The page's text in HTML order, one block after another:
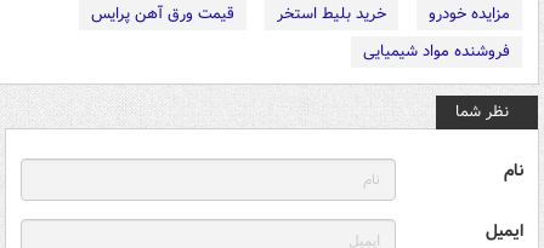
مزایده خودرو
خرید بلیط استخر
قیمت ورق آهن پرایس
فروشنده مواد شیمیایی
نظر شما
نام
ایمیل